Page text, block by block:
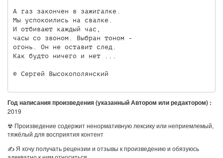
А газ закончен в зажигалке.
Мы успокоились на свалке.
И отбивают каждый час,
часы со звоном. Выбран тоном -
огонь. Он не оставит след.
Как будто ничего и нет ...
© Сергей Высокополянский
Год написания произведения (указанный Автором или редактором) :
2019
☢ Произведение содержит ненормативную лексику или неприемлемый,
тяжёлый для восприятия контент
✍ Я хочу получать рецензии и отзывы к произведению и обязуюсь